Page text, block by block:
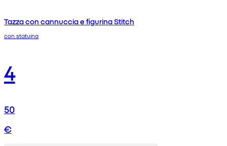
Tazza con cannuccia e figurina Stitch
con statuina
4
50
€